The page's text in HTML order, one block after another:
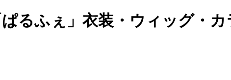
るふぇ」衣装・ウィッグ・